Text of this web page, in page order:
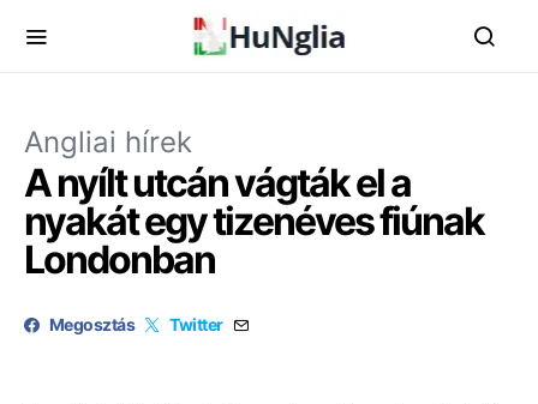
Angliai hírek
A nyílt utcán vágták el a
nyakát egy tizenéves fiúnak
Londonban
Megosztás Twitter